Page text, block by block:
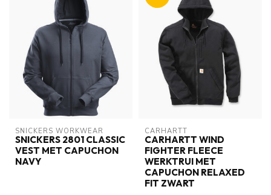
SNICKERS WORKWEAR
SNICKERS 2801 CLASSIC
VEST MET CAPUCHON
NAVY
CARHARTT
CARHARTT WIND
FIGHTER FLEECE
WERKTRUI MET
CAPUCHON RELAXED
FIT ZWART